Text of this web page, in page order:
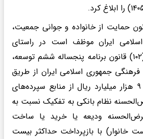
ماده ۶۹ قانون حمایت از خانواده و جوانی جمعیت،
ایران موظف است در راستای
اجرای بند (چ) ماده (۱۰۲) قانون برنامه پنجساله ششم توسعه،
جمهوری اسلامی ایران از طریق
بانک‌های عامل مبلغ ۹ هزار میلیارد ریال از منابع سپرده‌های
نظام بانکی به تفکیک نسبت به
ودیعه یا خرید یا ساخت
خانوار) با بازپرداخت حداکثر بیست